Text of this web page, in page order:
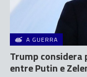
A GUERRA
Trump considera
entre Putin e